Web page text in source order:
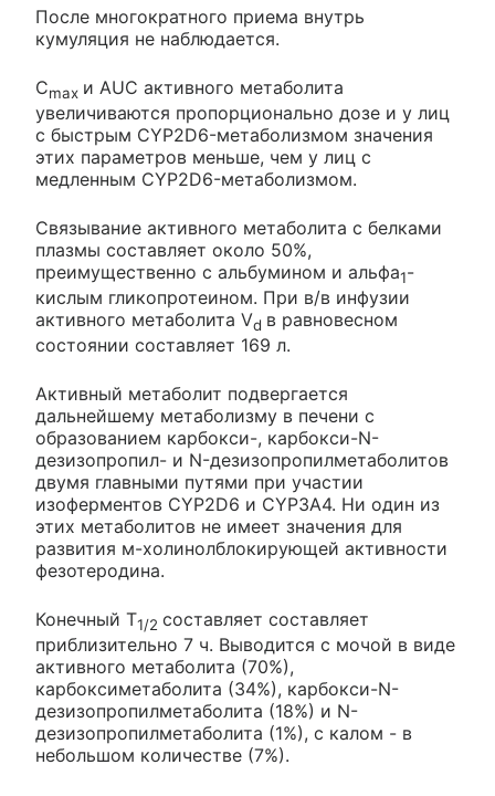
После многократного приема внутрь
кумуляция не наблюдается.
Cmax и AUC активного метаболита
увеличиваются пропорционально дозе и у лиц
с быстрым CYP2D6-метаболизмом значения
этих параметров меньше, чем у лиц с
медленным CYP2D6-метаболизмом.
Связывание активного метаболита с белками
плазмы составляет около 50%,
преимущественно с альбумином и альфа1-
кислым гликопротеином. При в/в инфузии
активного метаболита Vd в равновесном
состоянии составляет 169 л.
Активный метаболит подвергается
дальнейшему метаболизму в печени с
образованием карбокси-, карбокси-N-
дезизопропил- и N-дезизопропилметаболитов
двумя главными путями при участии
изоферментов CYP2D6 и CYP3A4. Ни один из
этих метаболитов не имеет значения для
развития м-холинолблокирующей активности
фезотеродина.
Конечный T1/2 составляет составляет
приблизительно 7 ч. Выводится с мочой в виде
активного метаболита (70%),
карбоксиметаболита (34%), карбокси-N-
дезизопропилметаболита (18%) и N-
дезизопропилметаболита (1%), с калом - в
небольшом количестве (7%).